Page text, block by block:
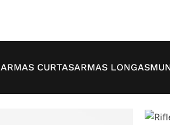
ARMAS CURTASARMAS LONGAS